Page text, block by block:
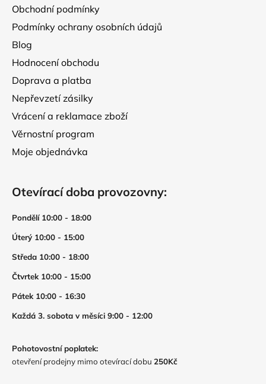
Obchodní podmínky
Podmínky ochrany osobních údajů
Blog
Hodnocení obchodu
Doprava a platba
Nepřevzetí zásilky
Vrácení a reklamace zboží
Věrnostní program
Moje objednávka
Otevírací doba provozovny:
Pondělí 10:00 - 18:00
Úterý 10:00 - 15:00
Středa 10:00 - 18:00
Čtvrtek 10:00 - 15:00
Pátek 10:00 - 16:30
Každá 3. sobota v měsíci 9:00 - 12:00
Pohotovostní poplatek:
otevření prodejny mimo otevírací dobu 250Kč